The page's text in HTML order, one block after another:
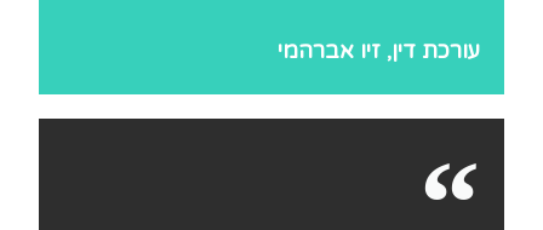
עורכת דין, זיו אברהמי